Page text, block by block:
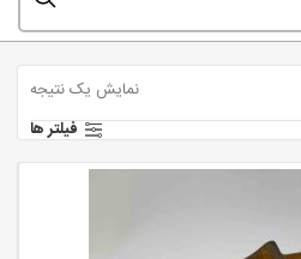
نمایش یک نتیجه
فیلتر ها